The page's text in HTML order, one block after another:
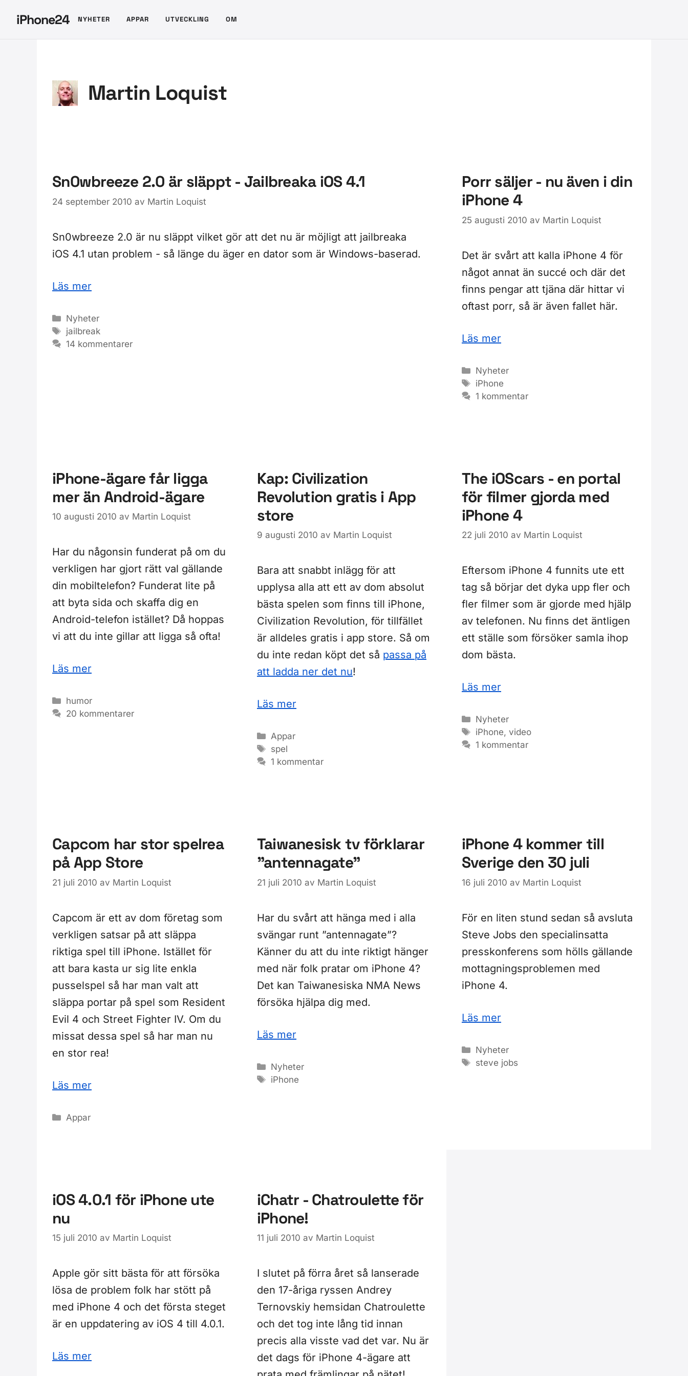
innehåll
iPhone24 NYHETER APPAR UTVECKLING OM
Martin Loquist
Sn0wbreeze 2.0 är släppt - Jailbreaka iOS 4.1
24 september 2010 av Martin Loquist
Sn0wbreeze 2.0 är nu släppt vilket gör att det nu är möjligt att jailbreaka
iOS 4.1 utan problem - så länge du äger en dator som är Windows-baserad.
Läs mer
Kategorier
Nyheter
Etiketter
jailbreak
14 kommentarer
Porr säljer - nu även i din
iPhone 4
25 augusti 2010 av Martin Loquist
Det är svårt att kalla iPhone 4 för
något annat än succé och där det
finns pengar att tjäna där hittar vi
oftast porr, så är även fallet här.
Läs mer
Kategorier
Nyheter
Etiketter
iPhone
1 kommentar
iPhone-ägare får ligga
mer än Android-ägare
10 augusti 2010 av Martin Loquist
Har du någonsin funderat på om du
verkligen har gjort rätt val gällande
din mobiltelefon? Funderat lite på
att byta sida och skaffa dig en
Android-telefon istället? Då hoppas
vi att du inte gillar att ligga så ofta!
Läs mer
Kategorier
humor
20 kommentarer
Kap: Civilization
Revolution gratis i App
store
9 augusti 2010 av Martin Loquist
Bara att snabbt inlägg för att
upplysa alla att ett av dom absolut
bästa spelen som finns till iPhone,
Civilization Revolution, för tillfället
är alldeles gratis i app store. Så om
du inte redan köpt det så passa på
att ladda ner det nu!
Läs mer
Kategorier
Appar
Etiketter
spel
1 kommentar
The iOScars - en portal
för filmer gjorda med
iPhone 4
22 juli 2010 av Martin Loquist
Eftersom iPhone 4 funnits ute ett
tag så börjar det dyka upp fler och
fler filmer som är gjorde med hjälp
av telefonen. Nu finns det äntligen
ett ställe som försöker samla ihop
dom bästa.
Läs mer
Kategorier
Nyheter
Etiketter
iPhone,video
1 kommentar
Capcom har stor spelrea
på App Store
21 juli 2010 av Martin Loquist
Capcom är ett av dom företag som
verkligen satsar på att släppa
riktiga spel till iPhone. Istället för
att bara kasta ur sig lite enkla
pusselspel så har man valt att
släppa portar på spel som Resident
Evil 4 och Street Fighter IV. Om du
missat dessa spel så har man nu
en stor rea!
Läs mer
Kategorier
Appar
Taiwanesisk tv förklarar
”antennagate”
21 juli 2010 av Martin Loquist
Har du svårt att hänga med i alla
svängar runt ”antennagate”?
Känner du att du inte riktigt hänger
med när folk pratar om iPhone 4?
Det kan Taiwanesiska NMA News
försöka hjälpa dig med.
Läs mer
Kategorier
Nyheter
Etiketter
iPhone
iPhone 4 kommer till
Sverige den 30 juli
16 juli 2010 av Martin Loquist
För en liten stund sedan så avsluta
Steve Jobs den specialinsatta
presskonferens som hölls gällande
mottagningsproblemen med
iPhone 4.
Läs mer
Kategorier
Nyheter
Etiketter
steve jobs
iOS 4.0.1 för iPhone ute
nu
15 juli 2010 av Martin Loquist
Apple gör sitt bästa för att försöka
lösa de problem folk har stött på
med iPhone 4 och det första steget
är en uppdatering av iOS 4 till 4.0.1.
Läs mer
iChatr - Chatroulette för
iPhone!
11 juli 2010 av Martin Loquist
I slutet på förra året så lanserade
den 17-åriga ryssen Andrey
Ternovskiy hemsidan Chatroulette
och det tog inte lång tid innan
precis alla visste vad det var. Nu är
det dags för iPhone 4-ägare att